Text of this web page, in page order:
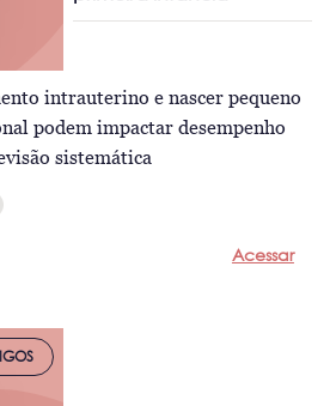
intrauterino e nascer pequeno
podem impactar desempenho
sistemática
Acessar